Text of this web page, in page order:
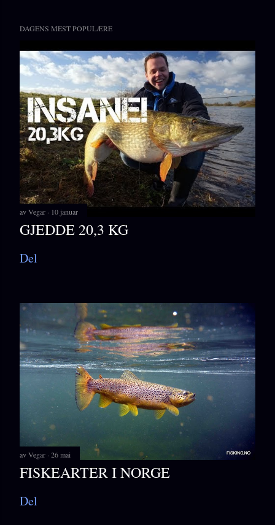
DAGENS MEST POPULÆRE
avVegar 10 januar
GJEDDE 20,3 KG
Del
avVegar 26 mai
FISKEARTER I NORGE
Del